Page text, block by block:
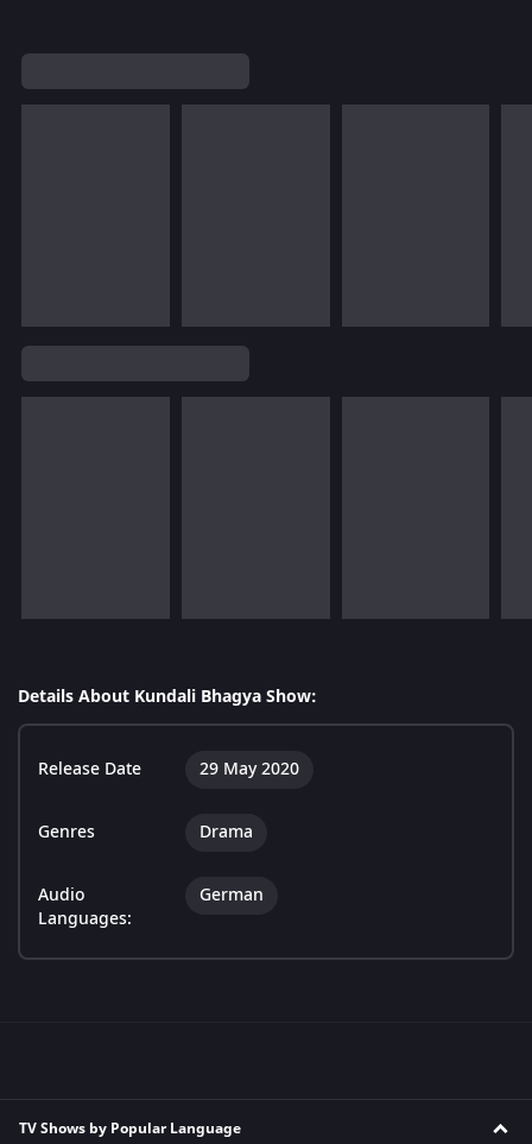
Details About Kundali Bhagya Show:
Release Date 29 May 2020
Genres Drama
Audio
Languages:
German
TV Shows by Popular Language